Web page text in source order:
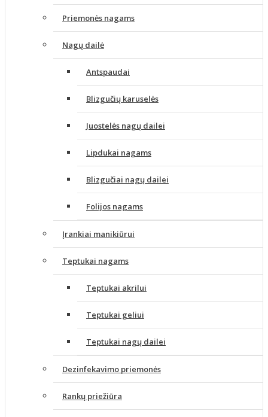
Priemonės nagams
Nagų dailė
Antspaudai
Blizgučių karuselės
Juostelės nagų dailei
Lipdukai nagams
Blizgučiai nagų dailei
Folijos nagams
Įrankiai manikiūrui
Teptukai nagams
Teptukai akrilui
Teptukai geliui
Teptukai nagų dailei
Dezinfekavimo priemonės
Rankų priežiūra